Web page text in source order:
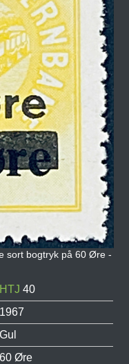
sort bogtryk på 60 Øre -
HTJ 40
1967
Gul
60 Øre